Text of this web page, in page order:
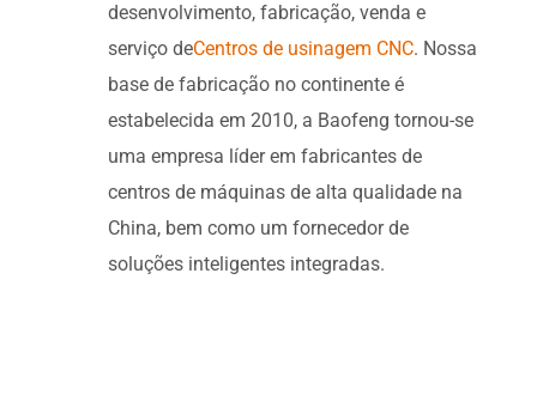
desenvolvimento, fabricação, venda e
serviço deCentros de usinagem CNC. Nossa
base de fabricação no continente é
estabelecida em 2010, a Baofeng tornou-se
uma empresa líder em fabricantes de
centros de máquinas de alta qualidade na
China, bem como um fornecedor de
soluções inteligentes integradas.